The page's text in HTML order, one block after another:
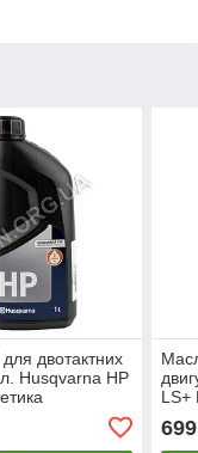
двотактних
Husqvarna HP
LS+
699